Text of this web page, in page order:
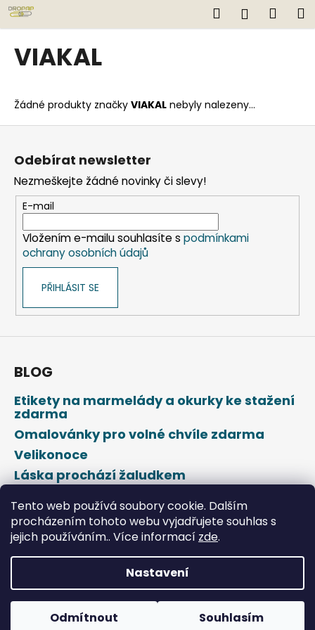
Tento web používá soubory cookie. Dalším
procházením tohoto webu vyjadřujete souhlas s
jejich používáním.. Více informací zde.
Nastavení
Odmítnout Souhlasím
Přejít
na
obsah
Hledat
VIAKAL
Žádné produkty značky VIAKAL nebyly nalezeny...
K
o
o
p
o
t
ř
e
b
e
n
a
í
?
HLEDAT
D
o
o
r
Z
Odebírat newsletter
Nezmeškejte žádné novinky či slevy!
E-mail
Vložením e-mailu souhlasíte s podmínkami
ochrany osobních údajů
PŘIHLÁSIT SE
BLOG
Etikety na marmelády a okurky ke stažení
zdarma
Omalovánky pro volné chvíle zdarma
Velikonoce
Láska prochází žaludkem
Vytvořil Shoptet
Copyright 2026DROPAP . Všechna práva vyhrazena.